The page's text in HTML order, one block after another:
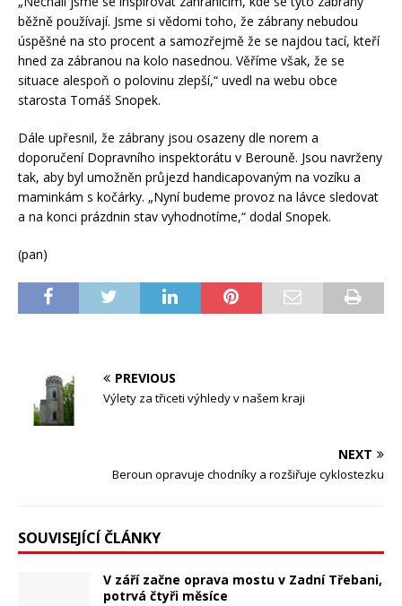
běžně používají. Jsme si vědomi toho, že zábrany nebudou
úspěšné na sto procent a samozřejmě že se najdou tací, kteří
hned za zábranou na kolo nasednou. Věříme však, že se
situace alespoň o polovinu zlepší,“ uvedl na webu obce
starosta Tomáš Snopek.
Dále upřesnil, že zábrany jsou osazeny dle norem a
doporučení Dopravního inspektorátu v Berouně. Jsou navrženy
tak, aby byl umožněn průjezd handicapovaným na vozíku a
maminkám s kočárky. „Nyní budeme provoz na lávce sledovat
a na konci prázdnin stav vyhodnotíme,“ dodal Snopek.
(pan)
PREVIOUS
Výlety za třiceti výhledy v našem kraji
NEXT
Beroun opravuje chodníky a rozšiřuje cyklostezku
SOUVISEJÍCÍ ČLÁNKY
V září začne oprava mostu v Zadní Třebani,
potrvá čtyři měsíce